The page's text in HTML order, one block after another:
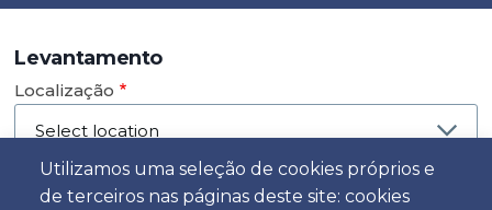
Utilizamos uma seleção de cookies próprios e
de terceiros nas páginas deste site: cookies
Levantamento
Localização
Dia